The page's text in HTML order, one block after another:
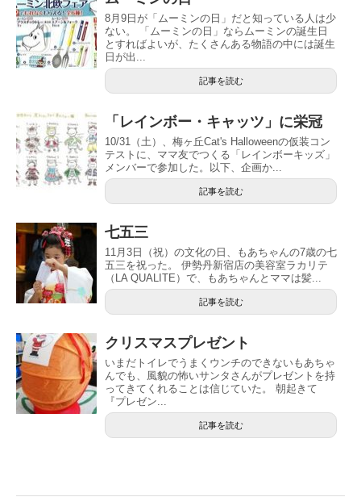
8月9日が「ムーミンの日」だと知っている人は少
ない。 「ムーミンの日」ならムーミンの誕生日
とすればよいが、たくさんある物語の中には誕生
日が出...
記事を読む
「レインボー・キャッツ」に栄冠
10/31（土）、梅ヶ丘Cat's Halloweenの仮装コン
テストに、ママ友でつくる「レインボーキッズ」
メンバーで参加した。以下、企画か...
記事を読む
七五三
11月3日（祝）の文化の日、もあちゃんの7歳の七
五三を祝った。 伊勢丹新宿店の美容室ラカリテ
（LA QUALITE）で、もあちゃんとママは髪...
記事を読む
クリスマスプレゼント
いまだトイレでうまくウンチのできないもあちゃ
んでも、風貌の怖いサンタさんがプレゼントを持
ってきてくれることは信じていた。 朝起きて
『プレゼン...
記事を読む